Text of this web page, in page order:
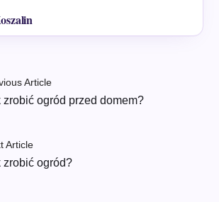
Article
zrobić ogród przed domem?
Article
zrobić ogród?